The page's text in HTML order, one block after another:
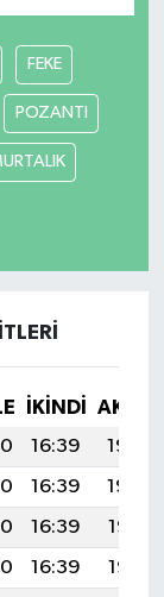
FEKE
POZANTI
İKINDI
16:39
19:59
16:39
19:59
16:39
19:58
16:39
19:57